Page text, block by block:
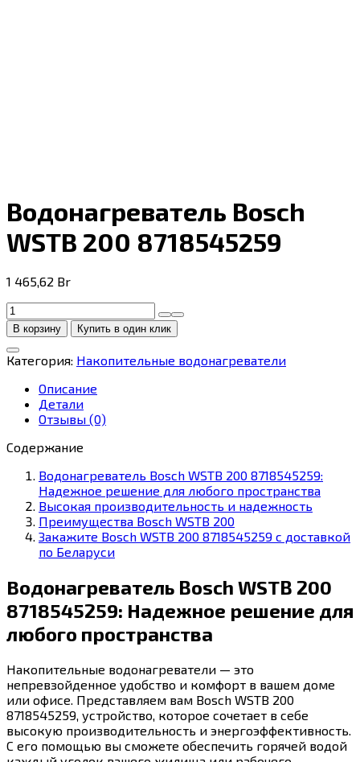
Водонагреватель Bosch
WSTB 200 8718545259
1 465,62 Br
Количество
товара
Водонагреватель
Bosch
WSTB
200
8718545259
В корзину Купить в один клик
Категория: Накопительные водонагреватели
Описание
Детали
Отзывы (0)
Содержание
Водонагреватель Bosch WSTB 200 8718545259:
Надежное решение для любого пространства
Высокая производительность и надежность
Преимущества Bosch WSTB 200
Закажите Bosch WSTB 200 8718545259 с доставкой
по Беларуси
Водонагреватель Bosch WSTB 200
8718545259: Надежное решение для
любого пространства
Накопительные водонагреватели — это
непревзойденное удобство и комфорт в вашем доме
или офисе. Представляем вам Bosch WSTB 200
8718545259, устройство, которое сочетает в себе
высокую производительность и энергоэффективность.
С его помощью вы сможете обеспечить горячей водой